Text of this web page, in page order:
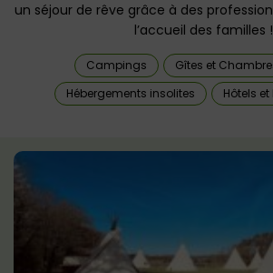
un séjour de rêve grâce à des
l’accueil des familles !
Campings
Gîtes et
Hébergements insolites
Hôtels